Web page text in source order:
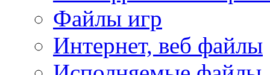
Файлы игр
Интернет, веб файлы